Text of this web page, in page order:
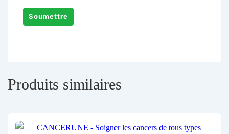
Produits similaires